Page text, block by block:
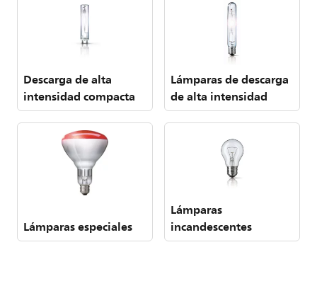
Descarga de alta
intensidad compacta
Lámparas de descarga
de alta intensidad
Lámparas especiales
Lámparas
incandescentes